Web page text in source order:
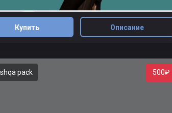
Купить Описание
500₽
pack